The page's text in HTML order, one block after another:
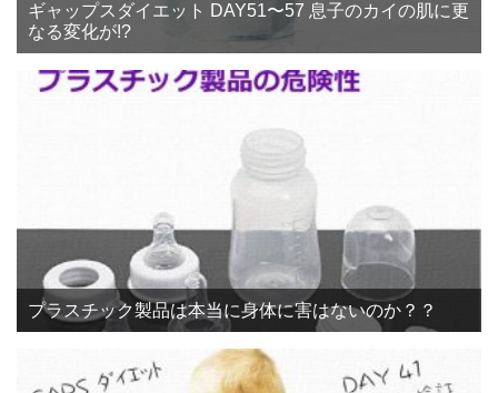
ギャップスダイエット DAY51〜57 息子のカイの肌に更
なる変化が!?
プラスチック製品は本当に身体に害はないのか？？